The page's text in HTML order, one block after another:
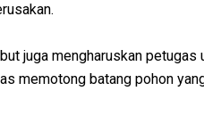
juga mengharuskan
memotong batang pohon